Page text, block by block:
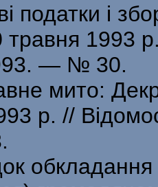
податки і
травня 1993
— № 30.
мито:
р. //
обкладання